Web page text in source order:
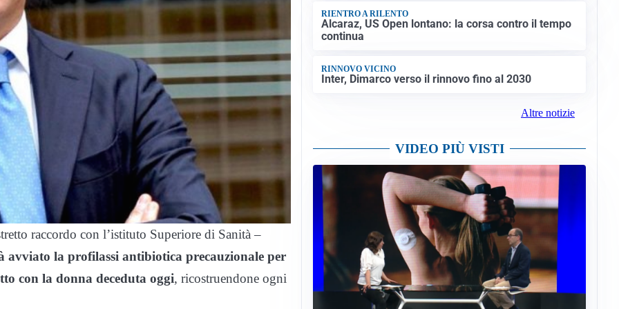
raccordo con l’istituto Superiore di Sanità –
avviato la profilassi antibiotica precauzionale per
con la donna deceduta oggi, ricostruendone ogni
RIENTRO A RILENTO
Alcaraz, US Open lontano: la corsa contro il tempo
continua
RINNOVO VICINO
Inter, Dimarco verso il rinnovo fino al 2030
Altre notizie
VIDEO PIÙ VISTI